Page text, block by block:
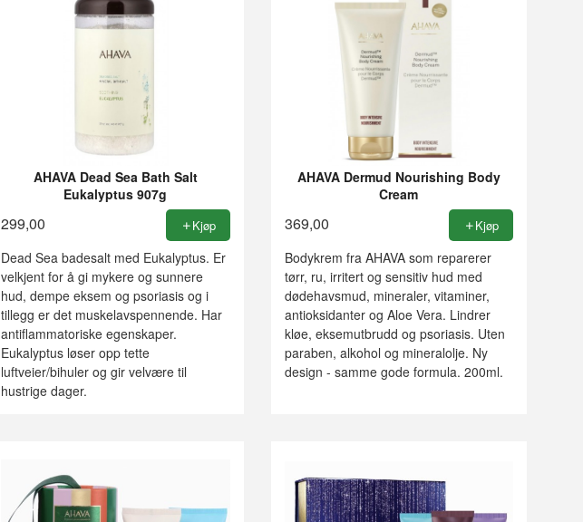
AHAVA Dead Sea Bath Salt
Eukalyptus 907g
299,00 Kjøp
Dead Sea badesalt med Eukalyptus. Er
velkjent for å gi mykere og sunnere
hud, dempe eksem og psoriasis og i
tillegg er det muskelavspennende. Har
antiflammatoriske egenskaper.
Eukalyptus løser opp tette
luftveier/bihuler og gir velvære til
hustrige dager.
AHAVA Dermud Nourishing Body
Cream
369,00 Kjøp
Bodykrem fra AHAVA som reparerer
tørr, ru, irritert og sensitiv hud med
dødehavsmud, mineraler, vitaminer,
antioksidanter og Aloe Vera. Lindrer
kløe, eksemutbrudd og psoriasis. Uten
paraben, alkohol og mineralolje. Ny
design - samme gode formula. 200ml.